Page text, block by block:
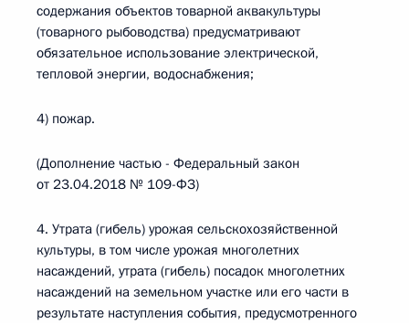
содержания объектов товарной аквакультуры
(товарного рыбоводства) предусматривают
обязательное использование электрической,
тепловой энергии, водоснабжения;
4) пожар.
(Дополнение частью - Федеральный закон
от 23.04.2018 № 109-ФЗ)
4. Утрата (гибель) урожая сельскохозяйственной
культуры, в том числе урожая многолетних
насаждений, утрата (гибель) посадок многолетних
насаждений на земельном участке или его части в
результате наступления события, предусмотренного